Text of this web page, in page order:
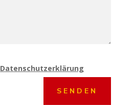
Datenschutzerklärung
SENDEN